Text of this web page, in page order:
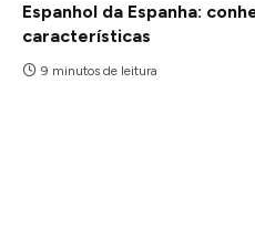
Espanhol da Espanha:
características
9 minutos de leitura